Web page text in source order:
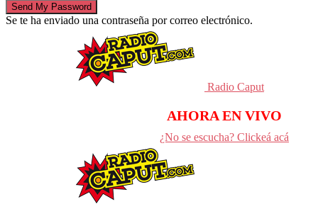
Se te ha enviado una contraseña por correo electrónico.
Radio Caput
AHORA EN VIVO
¿No se escucha? Clickeá acá